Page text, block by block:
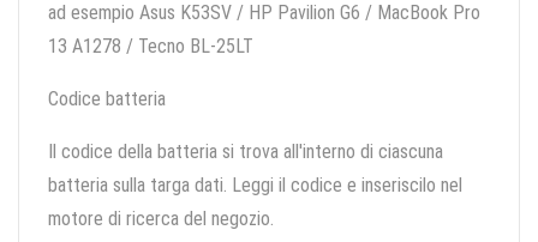
ad esempio Asus K53SV / HP Pavilion G6 / MacBook Pro
13 A1278 / Tecno BL-25LT
Codice batteria
Il codice della batteria si trova all'interno di ciascuna
batteria sulla targa dati. Leggi il codice e inseriscilo nel
motore di ricerca del negozio.